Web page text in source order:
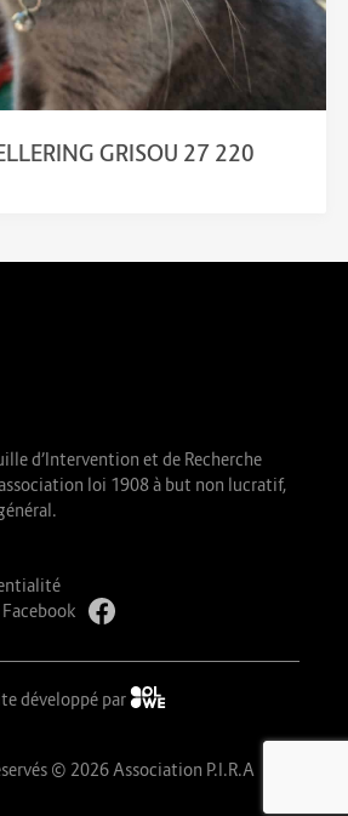
GRISOU 27 220
d’Intervention et de Recherche
loi 1908 à but non lucratif,
développé par
© 2026 Association P.I.R.A